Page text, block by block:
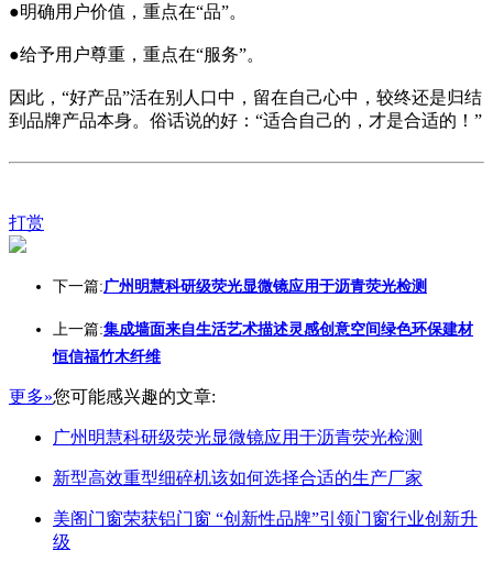
●明确用户价值，重点在“品”。
●给予用户尊重，重点在“服务”。
因此，“好产品”活在别人口中，留在自己心中，较终还是归结
到品牌产品本身。俗话说的好：“适合自己的，才是合适的！”
打赏
下一篇:广州明慧科研级荧光显微镜应用于沥青荧光检测
上一篇:集成墙面来自生活艺术描述灵感创意空间绿色环保建材
恒信福竹木纤维
更多»您可能感兴趣的文章:
广州明慧科研级荧光显微镜应用于沥青荧光检测
新型高效重型细碎机该如何选择合适的生产厂家
美阁门窗荣获铝门窗 “创新性品牌”引领门窗行业创新升
级